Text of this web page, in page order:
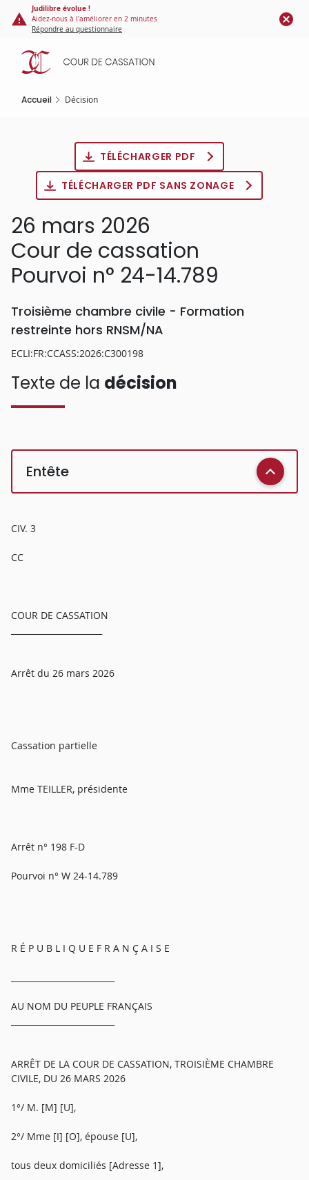
Panneau de gestion des cookies
contenu
principal
Judilibre évolue !
Aidez-nous à l'améliorer en 2 minutes
Répondre au questionnaire
Accueil Décision
TÉLÉCHARGER PDF
TÉLÉCHARGER PDF SANS ZONAGE
26 mars 2026
Cour de cassation
Pourvoi n° 24-14.789
Troisième chambre civile - Formation
restreinte hors RNSM/NA
ECLI:FR:CCASS:2026:C300198
Texte de la décision
Entête
CIV. 3
CC
COUR DE CASSATION
Arrêt du 26 mars 2026
Cassation partielle
Mme TEILLER, présidente
Arrêt n° 198 F-D
Pourvoi n° W 24-14.789
R É P U B L I Q U E F R A N Ç A I S E
AU NOM DU PEUPLE FRANÇAIS
ARRÊT DE LA COUR DE CASSATION, TROISIÈME CHAMBRE
CIVILE, DU 26 MARS 2026
1°/ M. [M] [U],
2°/ Mme [I] [O], épouse [U],
tous deux domiciliés [Adresse 1],